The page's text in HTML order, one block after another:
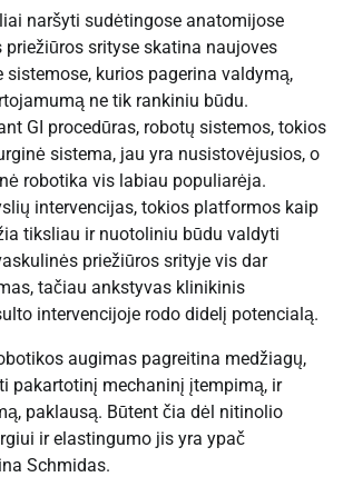
naršyti sudėtingose ​​anatomijose
srityse skatina naujoves
sistemose, kurios pagerina valdymą,
ne tik rankiniu būdu.
GI procedūras, robotų sistemos, tokios
sistema, jau yra nusistovėjusios, o
robotika vis labiau populiarėja.
intervencijas, tokios platformos kaip
tiksliau ir nuotoliniu būdu valdyti
priežiūros srityje vis dar
tačiau ankstyvas klinikinis
intervencijoje rodo didelį potencialą.
augimas pagreitina medžiagų,
pakartotinį mechaninį įtempimą, ir
paklausą. Būtent čia dėl nitinolio
ir elastingumo jis yra ypač
Schmidas.